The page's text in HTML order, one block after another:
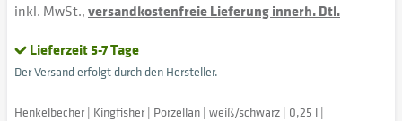
inkl. MwSt.,versandkostenfreie Lieferung innerh. Dtl.
Lieferzeit 5-7 Tage
Der Versand erfolgt durch den Hersteller.
Henkelbecher | Kingfisher | Porzellan | weiß/schwarz | 0,25 l |